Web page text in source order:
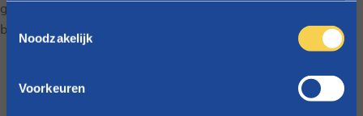
welke cookies we gebruiken.
Noodzakelijk
Voorkeuren
gerust de overstap. Je
bent altijd welkom bij ons.
Hulp bij je gezinsadministratie